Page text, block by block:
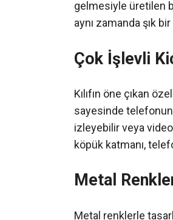
gelmesiyle üretilen
aynı zamanda şık
Çok İşlevli
Kılıfın öne çıkan
sayesinde
izleyebilir veya
köpük katmanı,
Metal
Metal renklerle